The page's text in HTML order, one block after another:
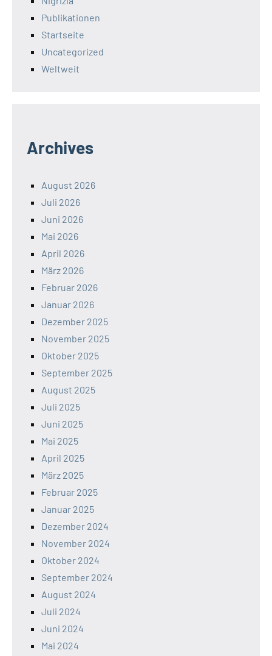
Publikationen
Startseite
Uncategorized
Weltweit
Archives
August 2026
Juli 2026
Juni 2026
Mai 2026
April 2026
März 2026
Februar 2026
Januar 2026
Dezember 2025
November 2025
Oktober 2025
September 2025
August 2025
Juli 2025
Juni 2025
Mai 2025
April 2025
März 2025
Februar 2025
Januar 2025
Dezember 2024
November 2024
Oktober 2024
September 2024
August 2024
Juli 2024
Juni 2024
Mai 2024